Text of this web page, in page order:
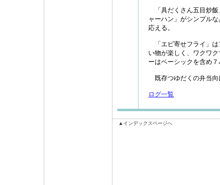
「具だくさん五目炒飯
ャーハン」がシンプル
応える。
「エビ寄せフライ」は
い物が楽しく、ワクワ
ーはベーシックを含め
既存つゆだくの弁当向
ログ一覧
▲インデックスページへ